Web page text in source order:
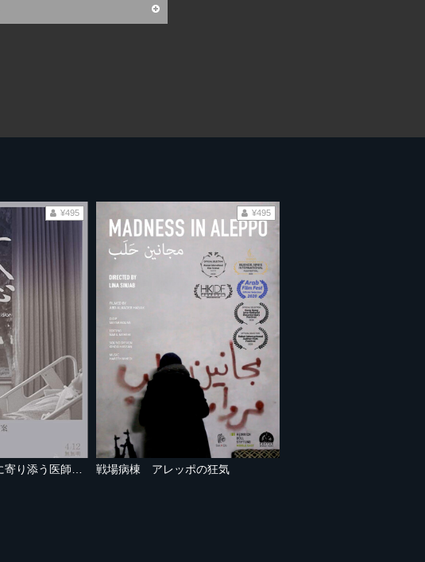
決心のとき 患者に寄り添う医師たち
¥495
戦場病棟 アレッポの狂気
¥495